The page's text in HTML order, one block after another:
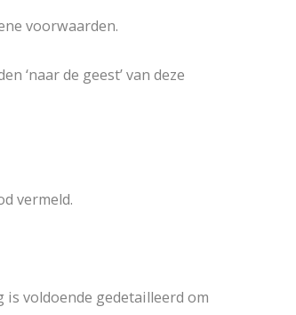
voorwaarden.
‘naar de geest’ van deze
vermeld.
voldoende gedetailleerd om